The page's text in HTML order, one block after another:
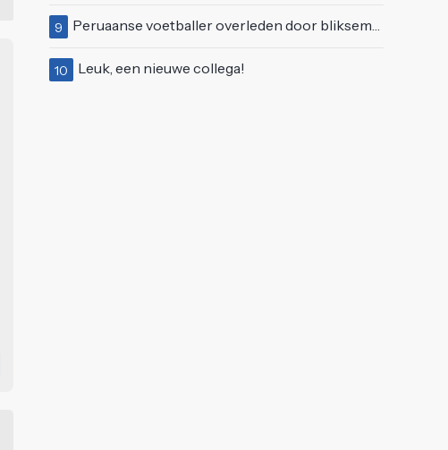
9 Peruaanse voetballer overleden door blikseminslag tijdens wedstrijd, vijf anderen gewond
10 Leuk, een nieuwe collega!